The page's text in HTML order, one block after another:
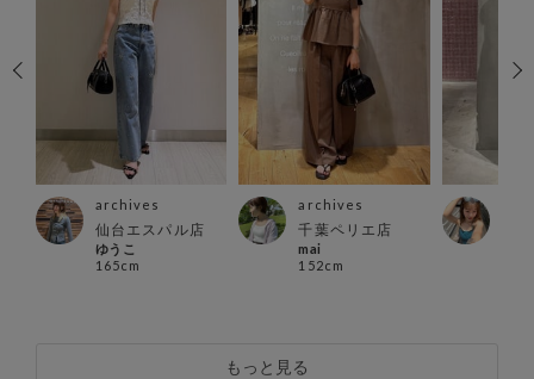
archives
仙台エスパル店
ゆうこ
165cm
archives
千葉ペリエ店
mai
152cm
もっと見る